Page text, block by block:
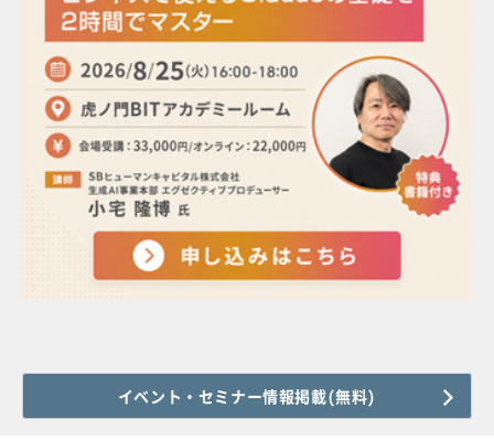
イベント・セミナー情報掲載(無料)